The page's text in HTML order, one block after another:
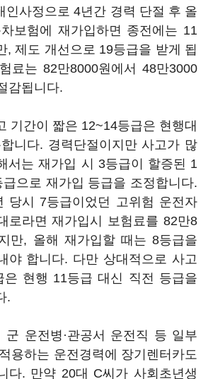
인사정으로 4년간 경력 단절 후 올
보험에 재가입하면 종전에는 11
, 제도 개선으로 19등급을 받게 됩
료는 82만8000원에서 48만3000
감됩니다.
기간이 짧은 12~14등급은 현행대
니다. 경력단절이지만 사고가 많
서는 재가입 시 3등급이 할증된 1
으로 재가입 등급을 조정합니다.
당시 7등급이었던 고위험 운전자
로라면 재가입시 보험료를 82만8
만, 올해 재가입할 때는 8등급을
야 합니다. 다만 상대적으로 사고
은 현행 11등급 대신 직전 등급을
.
군 운전병·관공서 운전직 등 일부
용하는 운전경력에 장기렌터카도
다. 만약 20대 C씨가 사회초년생